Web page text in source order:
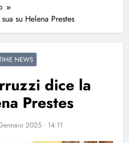
su Helena Prestes
NEWS
dice la
Prestes
2025 • 14:11